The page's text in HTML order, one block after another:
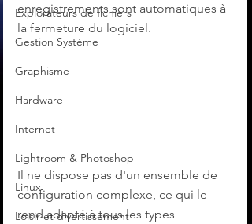
Explorateurs de fichiers
Gestion Système
Graphisme
Hardware
Internet
Lightroom & Photoshop
Linux
Loisir et divertissement
enregistrements sont automatiques à
la fermeture du logiciel.
Il ne dispose pas d'un ensemble de
configuration complexe, ce qui le
rend adapté à tous les types